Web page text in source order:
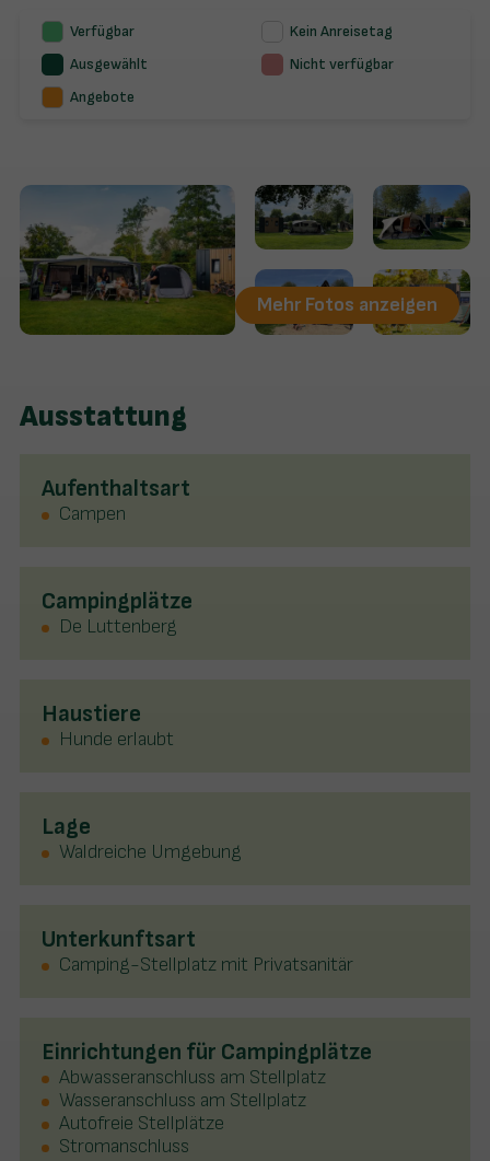
Verfügbar
Kein Anreisetag
Ausgewählt
Nicht verfügbar
Angebote
Mehr Fotos anzeigen
Ausstattung
Aufenthaltsart
Campen
Campingplätze
De Luttenberg
Haustiere
Hunde erlaubt
Lage
Waldreiche Umgebung
Unterkunftsart
Camping-Stellplatz mit Privatsanitär
Einrichtungen für Campingplätze
Abwasseranschluss am Stellplatz
Wasseranschluss am Stellplatz
Autofreie Stellplätze
Stromanschluss